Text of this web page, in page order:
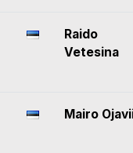
Raido
Vetesina
Mairo